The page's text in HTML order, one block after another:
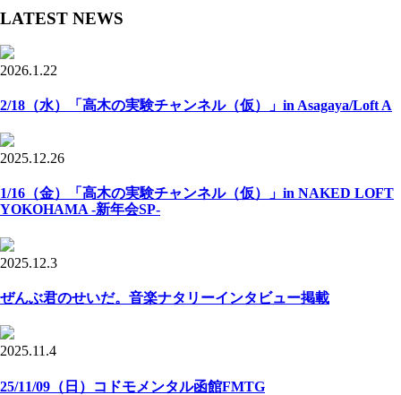
LATEST NEWS
2026.1.22
2/18（水）「高木の実験チャンネル（仮）」in Asagaya/Loft A
2025.12.26
1/16（金）「高木の実験チャンネル（仮）」in NAKED LOFT
YOKOHAMA -新年会SP-
2025.12.3
ぜんぶ君のせいだ。音楽ナタリーインタビュー掲載
2025.11.4
25/11/09（日）コドモメンタル函館FMTG